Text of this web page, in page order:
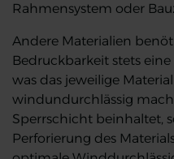
Rahmensystem oder
Andere Materialien
Bedruckbarkeit stets
was das jeweilige
windundurchlässig
Sperrschicht beinhaltet,
Perforierung des